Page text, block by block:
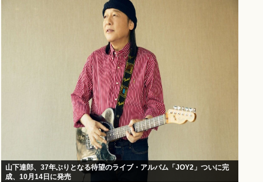
山下達郎、37年ぶりとなる待望のライブ・アルバム「JOY2」ついに完
成、10月14日に発売